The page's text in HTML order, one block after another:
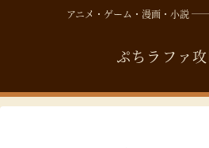
アニメ・ゲーム・漫画・小説
ぷちラファ